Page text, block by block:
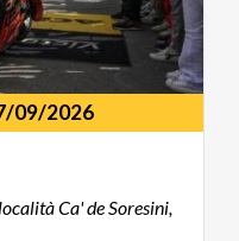
09/2026
Ca' de Soresini,